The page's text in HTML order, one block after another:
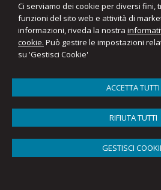
Ci serviamo dei cookie per diversi fini,
funzioni del sito web e attività di
informazioni, riveda la nostra
cookie. Può gestire le impostazioni
su 'Gestisci Cookie'
ACCETTA TUTTI
RIFIUTA TUTTI
GESTISCI